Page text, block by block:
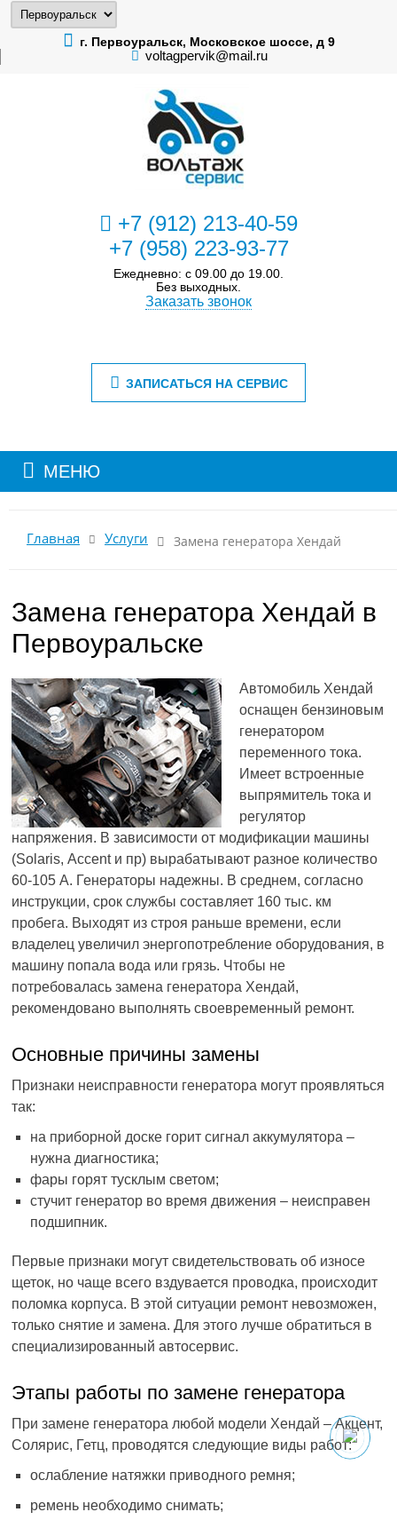
г. Первоуральск, Московское шоссе, д 9
voltagpervik@mail.ru
+7 (912) 213-40-59
+7 (958) 223-93-77
Ежедневно: с 09.00 до 19.00.
Без выходных.
Заказать звонок
ЗАПИСАТЬСЯ НА СЕРВИС
МЕНЮ
Главная Услуги Замена генератора Хендай
Замена генератора Хендай в
Первоуральске
Автомобиль Хендай
оснащен бензиновым
генератором
переменного тока.
Имеет встроенные
выпрямитель тока и
регулятор
напряжения. В зависимости от модификации машины
(Solaris, Аccent и пр) вырабатывают разное количество
60-105 А. Генераторы надежны. В среднем, согласно
инструкции, срок службы составляет 160 тыс. км
пробега. Выходят из строя раньше времени, если
владелец увеличил энергопотребление оборудования, в
машину попала вода или грязь. Чтобы не
потребовалась замена генератора Хендай,
рекомендовано выполнять своевременный ремонт.
Основные причины замены
Признаки неисправности генератора могут проявляться
так:
на приборной доске горит сигнал аккумулятора –
нужна диагностика;
фары горят тусклым светом;
стучит генератор во время движения – неисправен
подшипник.
Первые признаки могут свидетельствовать об износе
щеток, но чаще всего вздувается проводка, происходит
поломка корпуса. В этой ситуации ремонт невозможен,
только снятие и замена. Для этого лучше обратиться в
специализированный автосервис.
Этапы работы по замене генератора
При замене генератора любой модели Хендай – Акцент,
Солярис, Гетц, проводятся следующие виды работ:
ослабление натяжки приводного ремня;
ремень необходимо снимать;